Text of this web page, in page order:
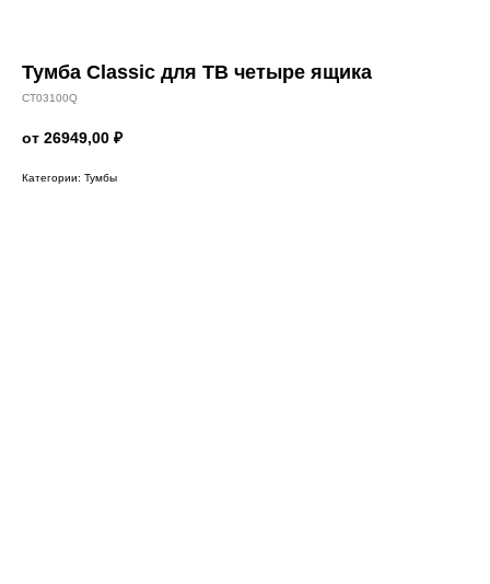
Тумба Classic для ТВ четыре ящика
CT03100Q
от 26949,00 ₽
Категории: Тумбы